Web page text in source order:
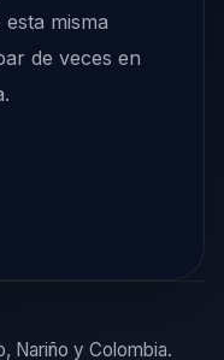
misma
de veces en
Nariño y Colombia.